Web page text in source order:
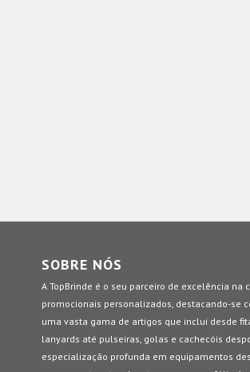
SOBRE NÓS
A TopBrinde é o seu parceiro de excelência na
promocionais personalizados, destacando-se
uma vasta gama de artigos que inclui desde
lanyards até pulseiras, golas e cachecóis
especialização profunda em equipamentos